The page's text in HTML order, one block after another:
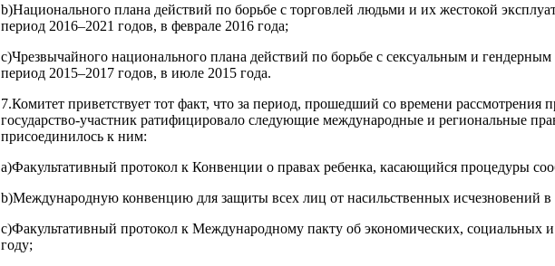
b)Национального плана действий по борьбе с торговлей людьми и их жестокой
период 2016–2021 годов, в феврале 2016 года;
c)Чрезвычайного национального плана действий по борьбе с сексуальным и
период 2015–2017 годов, в июле 2015 года.
7.Комитет приветствует тот факт, что за период, прошедший со времени рассмотрения
государство-участник ратифицировало следующие международные и региональные
присоединилось к ним:
a)Факультативный протокол к Конвенции о правах ребенка, касающийся процедуры
b)Международную конвенцию для защиты всех лиц от насильственных исчезновений в
c)Факультативный протокол к Международному пакту об экономических, социальных
году;